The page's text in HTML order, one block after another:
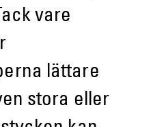
vare
lättare
stora eller